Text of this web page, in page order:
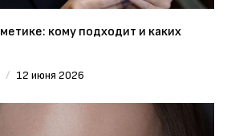
кому подходит и каких
/ 12 июня 2026